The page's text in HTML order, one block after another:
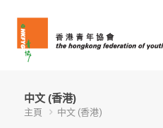
中文 (香港)
主頁 中文 (香港)